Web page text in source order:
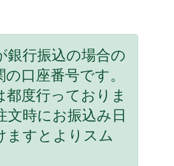
銀行振込の場合の
口座番号です。
都度行っておりま
文時にお振込み日
ますとよりスム